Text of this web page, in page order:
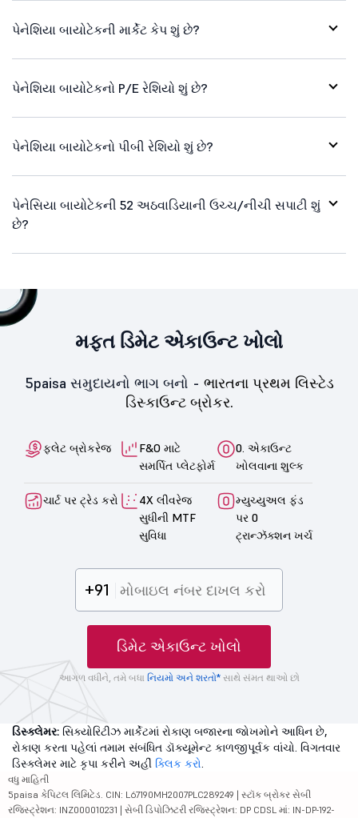
પેનેશિયા બાયોટેકની માર્કેટ કેપ શું છે?
પેનેશિયા બાયોટેકનો P/E રેશિયો શું છે?
પેનેશિયા બાયોટેકનો પીબી રેશિયો શું છે?
પેનેસિયા બાયોટેકની 52 અઠવાડિયાની ઉચ્ચ/નીચી સપાટી શું
છે?
મફત ડિમેટ એકાઉન્ટ ખોલો
5paisa સમુદાયનો ભાગ બનો - ભારતના પ્રથમ લિસ્ટેડ
ડિસ્કાઉન્ટ બ્રોકર.
ફ્લેટ બ્રોકરેજ
F&O માટે
સમર્પિત પ્લેટફોર્મ
0. એકાઉન્ટ
ખોલવાના શુલ્ક
ચાર્ટ પર ટ્રેડ કરો
4X લીવરેજ
સુધીની MTF
સુવિધા
મ્યુચ્યુઅલ ફંડ
પર 0
ટ્રાન્ઝૅક્શન ખર્ચ
+91
ડિમેટ એકાઉન્ટ ખોલો
આગળ વધીને, તમે બધા નિયમો અને શરતો*સાથે સંમત થાઓ છો
ડિસ્ક્લેમર: સિક્યોરિટીઝ માર્કેટમાં રોકાણ બજારના જોખમોને આધિન છે,
રોકાણ કરતા પહેલાં તમામ સંબંધિત ડૉક્યૂમેન્ટ કાળજીપૂર્વક વાંચો. વિગતવાર
ડિસ્ક્લેમર માટે કૃપા કરીને અહીં ક્લિક કરો.
વધુ માહિતી
5paisa કેપિટલ લિમિટેડ. CIN: L67190MH2007PLC289249 | સ્ટૉક બ્રોકર સેબી
રજિસ્ટ્રેશન: INZ000010231 | સેબી ડિપોઝિટરી રજિસ્ટ્રેશન: DP CDSL માં: IN-DP-192-